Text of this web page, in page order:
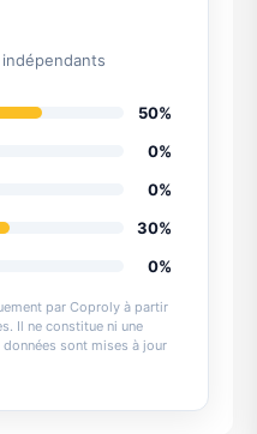
50%
0%
0%
30%
0%
par Coproly à partir
Il ne constitue ni une
sont mises à jour